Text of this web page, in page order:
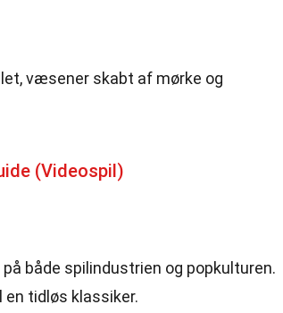
væsener skabt af mørke og
(Videospil)
både spilindustrien og popkulturen.
tidløs klassiker.